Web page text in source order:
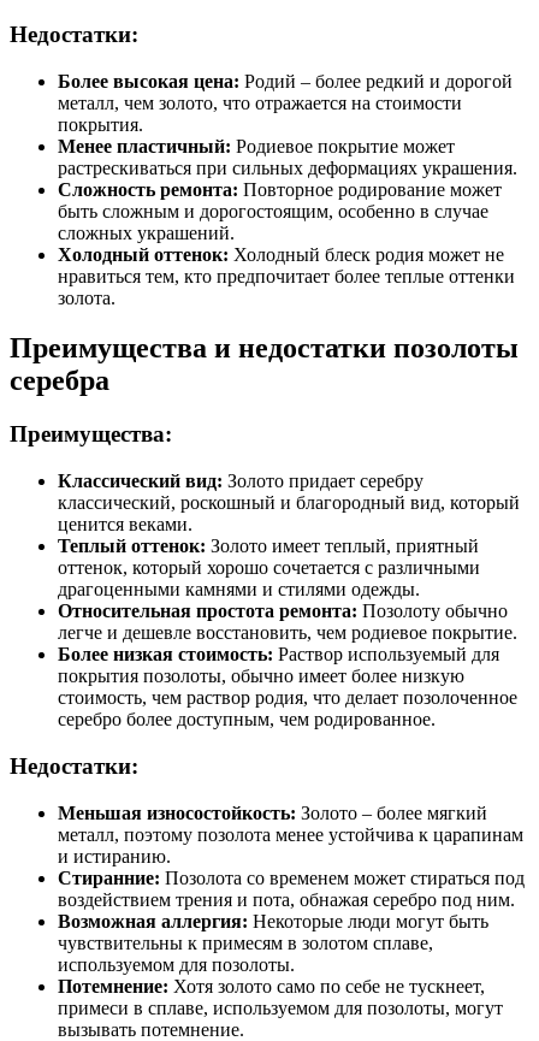
Недостатки:
Более высокая цена: Родий – более редкий и дорогой
металл, чем золото, что отражается на стоимости
покрытия.
Менее пластичный: Родиевое покрытие может
растрескиваться при сильных деформациях украшения.
Сложность ремонта: Повторное родирование может
быть сложным и дорогостоящим, особенно в случае
сложных украшений.
Холодный оттенок: Холодный блеск родия может не
нравиться тем, кто предпочитает более теплые оттенки
золота.
Преимущества и недостатки позолоты
серебра
Преимущества:
Классический вид: Золото придает серебру
классический, роскошный и благородный вид, который
ценится веками.
Теплый оттенок: Золото имеет теплый, приятный
оттенок, который хорошо сочетается с различными
драгоценными камнями и стилями одежды.
Относительная простота ремонта: Позолоту обычно
легче и дешевле восстановить, чем родиевое покрытие.
Более низкая стоимость: Раствор используемый для
покрытия позолоты, обычно имеет более низкую
стоимость, чем раствор родия, что делает позолоченное
серебро более доступным, чем родированное.
Недостатки:
Меньшая износостойкость: Золото – более мягкий
металл, поэтому позолота менее устойчива к царапинам
и истиранию.
Стиранние: Позолота со временем может стираться под
воздействием трения и пота, обнажая серебро под ним.
Возможная аллергия: Некоторые люди могут быть
чувствительны к примесям в золотом сплаве,
используемом для позолоты.
Потемнение: Хотя золото само по себе не тускнеет,
примеси в сплаве, используемом для позолоты, могут
вызывать потемнение.